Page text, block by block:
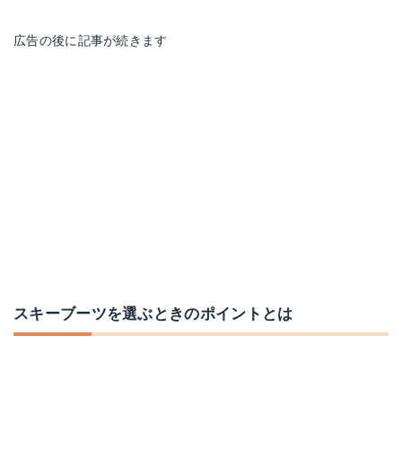
広告の後に記事が続きます
スキーブーツを選ぶときのポイントとは